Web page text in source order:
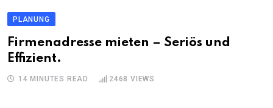
PLANUNG
Firmenadresse mieten – Seriös und
Effizient.
14 MINUTES READ 2468 VIEWS